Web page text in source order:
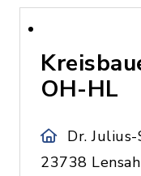
OH-HL
Dr.
23738